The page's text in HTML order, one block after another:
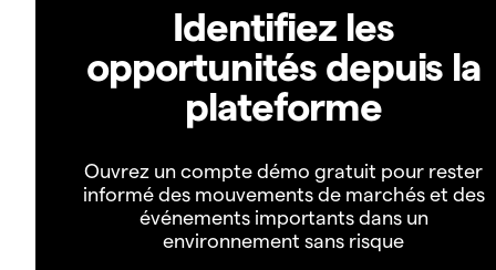
Identifiez les
opportunités depuis la
plateforme
Ouvrez un compte démo gratuit pour rester
informé des mouvements de marchés et des
événements importants dans un
environnement sans risque